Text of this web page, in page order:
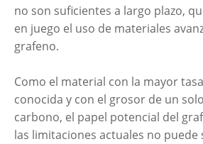
no son suficientes a largo plazo,
en juego el uso de materiales
grafeno.
Como el material con la mayor
conocida y con el grosor de un
carbono, el papel potencial del
las limitaciones actuales no puede